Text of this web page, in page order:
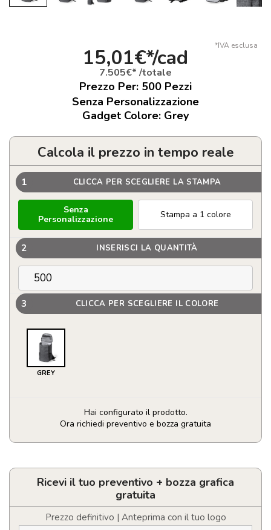
*IVA esclusa
15,01€*/cad
7.505€* /totale
Prezzo Per: 500 Pezzi
Senza Personalizzazione
Gadget Colore: Grey
Calcola il prezzo in tempo reale
1 CLICCA PER SCEGLIERE LA STAMPA
Senza
Personalizzazione
Stampa a 1 colore
2 INSERISCI LA QUANTITÀ
3 CLICCA PER SCEGLIERE IL COLORE
GREY
Hai configurato il prodotto.
Ora richiedi preventivo e bozza gratuita
Zaino
Kemper
quantitàRicevi il tuo preventivo + bozza grafica
gratuita
Prezzo definitivo | Anteprima con il tuo logo